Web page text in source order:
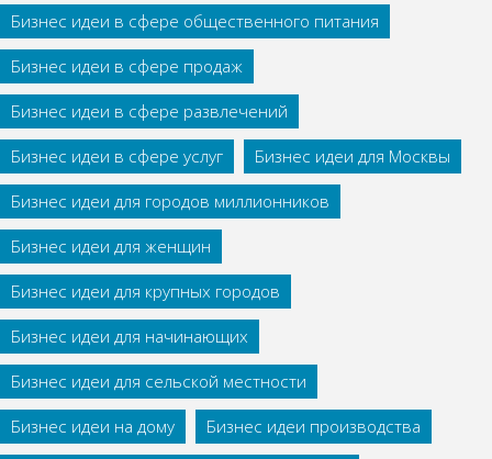
Бизнес идеи в сфере общественного питания
Бизнес идеи в сфере продаж
Бизнес идеи в сфере развлечений
Бизнес идеи в сфере услуг
Бизнес идеи для Москвы
Бизнес идеи для городов миллионников
Бизнес идеи для женщин
Бизнес идеи для крупных городов
Бизнес идеи для начинающих
Бизнес идеи для сельской местности
Бизнес идеи на дому
Бизнес идеи производства